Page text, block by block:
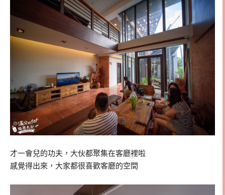
才一會兒的功夫，大伙都聚集在客廳裡啦
感覺得出來，大家都很喜歡客廳的空間